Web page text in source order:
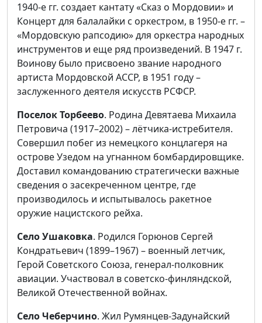
1940-е гг. создает кантату «Сказ о Мордовии» и
Концерт для балалайки с оркестром, в 1950-е гг. –
«Мордовскую рапсодию» для оркестра народных
инструментов и еще ряд произведений. В 1947 г.
Воинову было присвоено звание народного
артиста Мордовской АССР, в 1951 году –
заслуженного деятеля искусств РСФСР.
Поселок Торбеево. Родина Девятаева Михаила
Петровича (1917–2002) – лётчика-истребителя.
Совершил побег из немецкого концлагеря на
острове Узедом на угнанном бомбардировщике.
Доставил командованию стратегически важные
сведения о засекреченном центре, где
производилось и испытывалось ракетное
оружие нацистского рейха.
Село Ушаковка. Родился Горюнов Сергей
Кондратьевич (1899–1967) – военный летчик,
Герой Советского Союза, генерал-полковник
авиации. Участвовал в советско-финляндской,
Великой Отечественной войнах.
Село Чеберчино. Жил Румянцев-Задунайский